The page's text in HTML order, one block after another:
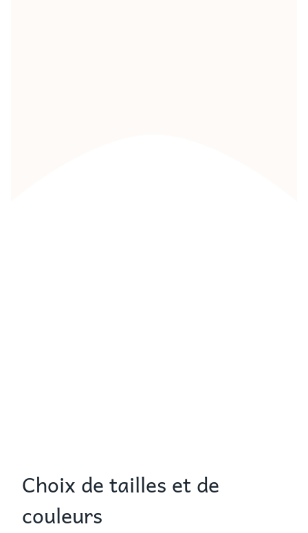
Choix de tailles et de
couleurs